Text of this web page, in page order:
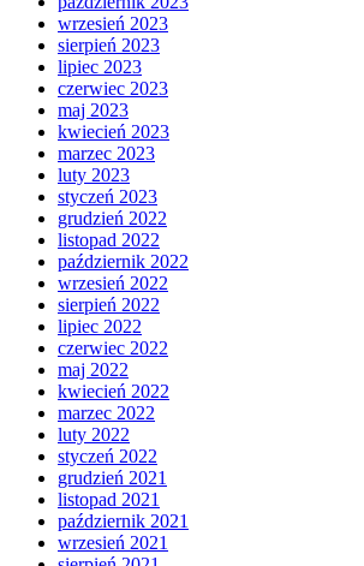
wrzesień 2023
sierpień 2023
lipiec 2023
czerwiec 2023
maj 2023
kwiecień 2023
marzec 2023
luty 2023
styczeń 2023
grudzień 2022
listopad 2022
październik 2022
wrzesień 2022
sierpień 2022
lipiec 2022
czerwiec 2022
maj 2022
kwiecień 2022
marzec 2022
luty 2022
styczeń 2022
grudzień 2021
listopad 2021
październik 2021
wrzesień 2021